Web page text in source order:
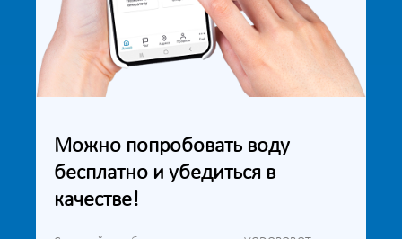
Можно попробовать воду
бесплатно и убедиться в
качестве!